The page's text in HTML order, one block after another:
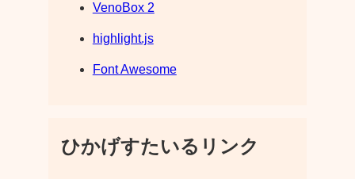
VenoBox 2
highlight.js
Font Awesome
ひかげすたいるリンク